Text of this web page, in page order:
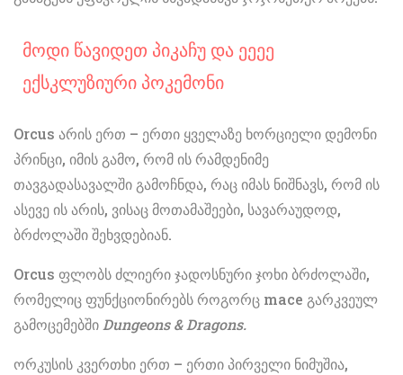
Მოდი Წავიდეთ Პიკაჩუ Და Ეეეე
Ექსკლუზიური Პოკემონი
Orcus არის ერთ – ერთი ყველაზე ხორციელი დემონი
პრინცი, იმის გამო, რომ ის რამდენიმე
თავგადასავალში გამოჩნდა, რაც იმას ნიშნავს, რომ ის
ასევე ის არის, ვისაც მოთამაშეები, სავარაუდოდ,
ბრძოლაში შეხვდებიან.
Orcus ფლობს ძლიერი ჯადოსნური ჯოხი ბრძოლაში,
რომელიც ფუნქციონირებს როგორც mace გარკვეულ
გამოცემებში Dungeons & Dragons.
ორკუსის კვერთხი ერთ – ერთი პირველი ნიმუშია,